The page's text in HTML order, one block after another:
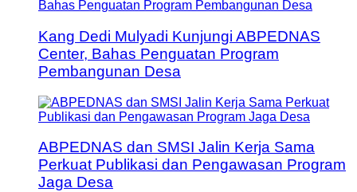
Kang Dedi Mulyadi Kunjungi ABPEDNAS
Center, Bahas Penguatan Program
Pembangunan Desa
ABPEDNAS dan SMSI Jalin Kerja Sama
Perkuat Publikasi dan Pengawasan Program
Jaga Desa